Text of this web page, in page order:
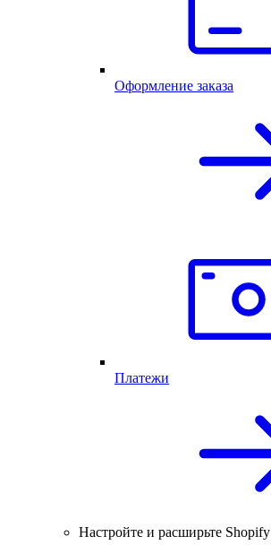
Оформление заказа
Платежи
Настройте и расширьте Shopify